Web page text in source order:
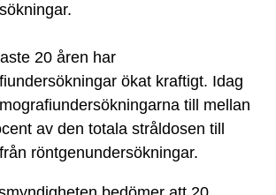
20 åren har
ökat kraftigt. Idag
till mellan
av den totala stråldosen till
röntgenundersökningar.